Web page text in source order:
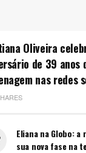
Oliveira
de 39 anos
nas redes
Eliana na Globo:
sua nova fase na